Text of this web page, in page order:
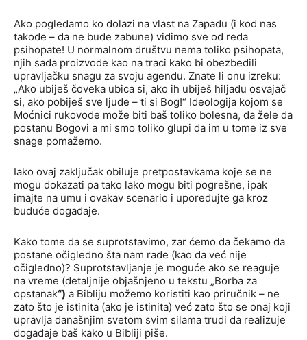
Ako pogledamo ko dolazi na vlast na Zapadu (i kod nas
takođe – da ne bude zabune) vidimo sve od reda
psihopate! U normalnom društvu nema toliko psihopata,
njih sada proizvode kao na traci kako bi obezbedili
upravljačku snagu za svoju agendu. Znate li onu izreku:
„Ako ubiješ čoveka ubica si, ako ih ubiješ hiljadu osvajač
si, ako pobiješ sve ljude – ti si Bog!“ Ideologija kojom se
Moćnici rukovode može biti baš toliko bolesna, da žele da
postanu Bogovi a mi smo toliko glupi da im u tome iz sve
snage pomažemo.
Iako ovaj zaključak obiluje pretpostavkama koje se ne
mogu dokazati pa tako lako mogu biti pogrešne, ipak
imajte na umu i ovakav scenario i upoređujte ga kroz
buduće događaje.
Kako tome da se suprotstavimo, zar ćemo da čekamo da
postane očigledno šta nam rade (kao da već nije
očigledno)? Suprotstavljanje je moguće ako se reaguje
na vreme (detaljnije objašnjeno u tekstu „Borba za
opstanak“) a Bibliju možemo koristiti kao priručnik – ne
zato što je istinita (ako je istinita) već zato što se onaj koji
upravlja današnjim svetom svim silama trudi da realizuje
događaje baš kako u Bibliji piše.